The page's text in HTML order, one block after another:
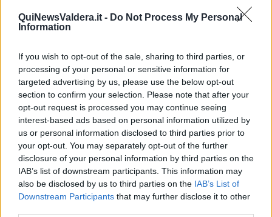
QuiNewsValdera.it - Do Not Process My Personal
Information
If you wish to opt-out of the sale, sharing to third parties, or
processing of your personal or sensitive information for
targeted advertising by us, please use the below opt-out
section to confirm your selection. Please note that after your
opt-out request is processed you may continue seeing
interest-based ads based on personal information utilized by
us or personal information disclosed to third parties prior to
your opt-out. You may separately opt-out of the further
disclosure of your personal information by third parties on the
IAB’s list of downstream participants. This information may
also be disclosed by us to third parties on the IAB’s List of
Downstream Participants that may further disclose it to other
Veglia
​“D” come delitto
Belle lettere
25 Aprile
Todo el bien, todo el mal
Silenzio
Le parole
​L’Australiana
Le stelle del jazz
Vita & morte
Auguri
Moro
Passanti
Continuando, la nonna e il carretto
Metaverso smart
Fiamme